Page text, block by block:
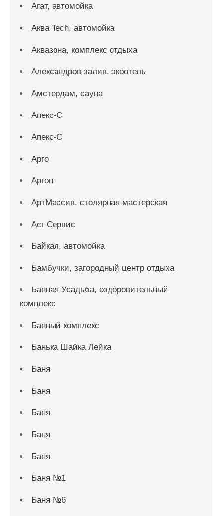
Агат, автомойка
Аква Tech, автомойка
Аквазона, комплекс отдыха
Александров залив, экоотель
Амстердам, сауна
Апекс-С
Апекс-С
Арго
Аргон
АртМассив, столярная мастерская
Асг Сервис
Байкал, автомойка
Бамбучки, загородный центр отдыха
Банная Усадьба, оздоровительный
комплекс
Банный комплекс
Банька Шайка Лейка
Баня
Баня
Баня
Баня
Баня
Баня №1
Баня №6